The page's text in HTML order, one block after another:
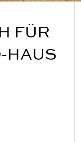
FÜR
HAUS